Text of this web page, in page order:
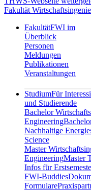
Fakultät
FakultätFWI im
Überblick
Personen
Meldungen
Publikationen
Veranstaltungen
StudiumFür
und Studierende
Bachelor
Engineering
Nachhaltige
Science
Master
EngineeringMaster
Infos für
FWI-Buddies
Formulare